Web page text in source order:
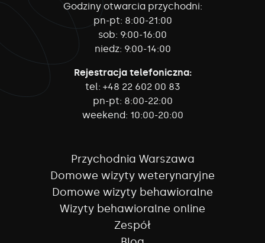
Godziny otwarcia przychodni:
pn-pt: 8:00-21:00
sob: 9:00-16:00
niedz: 9:00-14:00
Rejestracja telefoniczna:
tel: +48 22 602 00 83
pn-pt: 8:00-22:00
weekend: 10:00-20:00
Przychodnia Warszawa
Domowe wizyty weterynaryjne
Domowe wizyty behawioralne
Wizyty behawioralne online
Zespół